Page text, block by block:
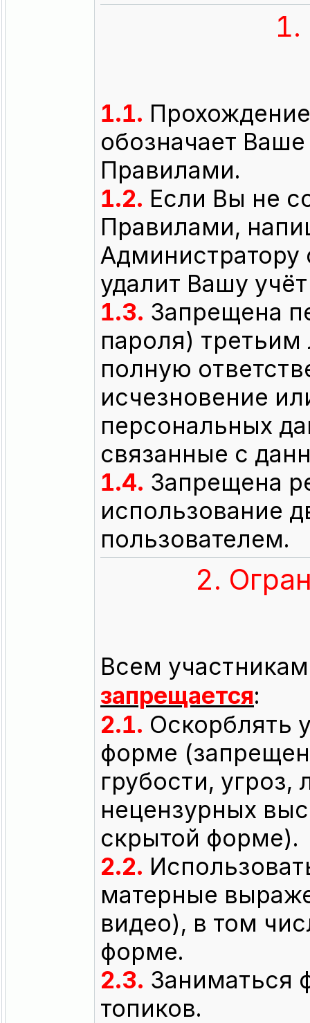
1.
1.1.
обозначает
Правилами.
1.2. Если Вы не
Правилами,
Администратору
удалит Вашу
1.3. Запрещена
пароля) третьим
полную
исчезновение
персональных
связанные с
1.4. Запрещена
использование
пользователем.
2.
Всем
запрещается:
2.1. Оскорблять
форме
грубости,
нецензурных
скрытой форме).
2.2.
матерные
видео), в том
форме.
2.3. Заниматься
топиков.